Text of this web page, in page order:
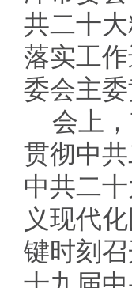
共二十
落实工
委会主
会上
贯彻中
中共二
义现代
键时刻